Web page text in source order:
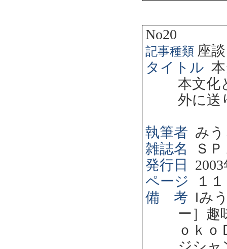
No20
記事種類 座談
タイトル
本文化
外に送
執筆者 み
雑誌名
Ｓ
発行日
2003
ページ
１
備 考 ‖み
ー］趣
ｏｋｏ